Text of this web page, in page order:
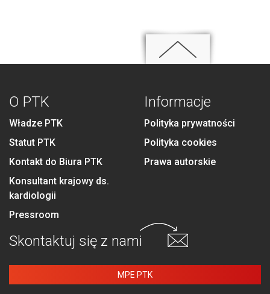
O PTK
Władze PTK
Statut PTK
Kontakt do Biura PTK
Konsultant krajowy ds.
kardiologii
Pressroom
Informacje
Polityka prywatności
Polityka cookies
Prawa autorskie
Skontaktuj się z nami
MPE PTK